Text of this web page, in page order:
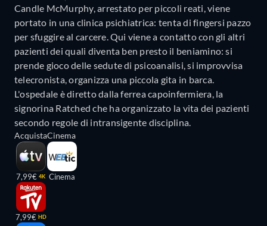
Candle McMurphy, arrestato per piccoli reati, viene
portato in una clinica psichiatrica: tenta di fingersi pazzo
per sfuggire al carcere. Qui viene a contatto con gli altri
pazienti dei quali diventa ben presto il beniamino: si
prende gioco delle sedute di psicoanalisi, si improvvisa
telecronista, organizza una piccola gita in barca.
L'ospedale è diretto dalla ferrea capoinfermiera, la
signorina Ratched che ha organizzato la vita dei pazienti
secondo regole di intransigente disciplina.
Acquista
7,99€ 4K
7,99€ HD
Cinema
Cinema